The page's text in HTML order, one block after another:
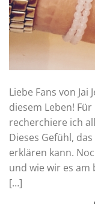
Liebe Fans von
diesem Leben!
recherchiere ich
Dieses Gefühl,
erklären kann.
und wie wir es
[…]